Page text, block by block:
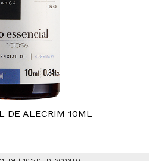
DE ALECRIM 10ML